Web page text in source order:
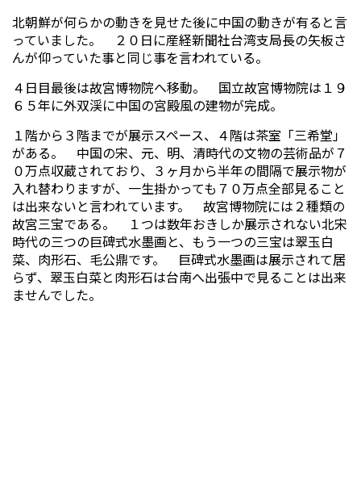
北朝鮮が何らかの動きを見せた後に中国の動きが有ると言
っていました。 ２０日に産経新聞社台湾支局長の矢板さ
んが仰っていた事と同じ事を言われている。
４日目最後は故宮博物院へ移動。 国立故宮博物院は１９
６５年に外双渓に中国の宮殿風の建物が完成。
１階から３階までが展示スペース、４階は茶室「三希堂」
がある。 中国の宋、元、明、清時代の文物の芸術品が７
０万点収蔵されており、３ヶ月から半年の間隔で展示物が
入れ替わりますが、一生掛かっても７０万点全部見ること
は出来ないと言われています。 故宮博物院には２種類の
故宮三宝である。 １つは数年おきしか展示されない北宋
時代の三つの巨碑式水墨画と、もう一つの三宝は翠玉白
菜、肉形石、毛公鼎です。 巨碑式水墨画は展示されて居
らず、翠玉白菜と肉形石は台南へ出張中で見ることは出来
ませんでした。